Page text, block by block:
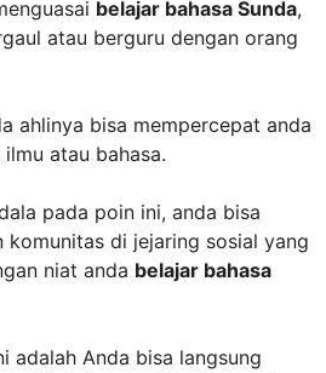
belajar bahasa Sunda,
atau berguru dengan orang
ahlinya bisa mempercepat anda
atau bahasa.
pada poin ini, anda bisa
komunitas di jejaring sosial yang
niat anda belajar bahasa
adalah Anda bisa langsung